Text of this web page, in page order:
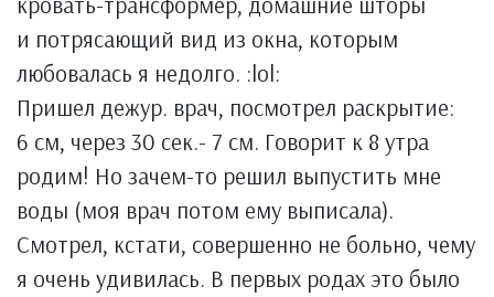
и потрясающий вид из окна, которым
любовалась я недолго. :lol:
Пришел дежур. врач, посмотрел раскрытие:
6 см, через 30 сек.- 7 см. Говорит к 8 утра
родим! Но зачем-то решил выпустить мне
воды (моя врач потом ему выписала).
Смотрел, кстати, совершенно не больно, чему
я очень удивилась. В первых родах это было